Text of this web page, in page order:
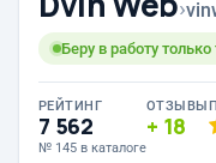
›
Беру в работу
РЕЙТИНГ
7 562
№ 145 в каталоге
ОТЗЫВЫ
18